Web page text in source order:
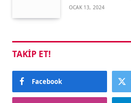
OCAK 13, 2024
TAKIP ET!
Facebook